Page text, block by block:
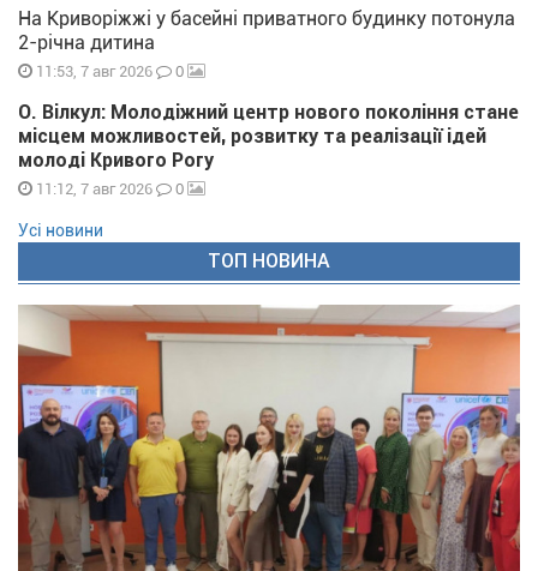
На Криворіжжі у басейні приватного будинку потонула
2-річна дитина
11:53, 7 авг 2026 0
О. Вілкул: Молодіжний центр нового покоління стане
місцем можливостей, розвитку та реалізації ідей
молоді Кривого Рогу
11:12, 7 авг 2026 0
Усі новини
ТОП НОВИНА